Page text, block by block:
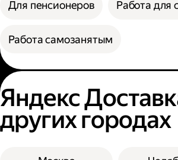
Для пенсионеров Работа для
Работа самозанятым
Яндекс
других городах